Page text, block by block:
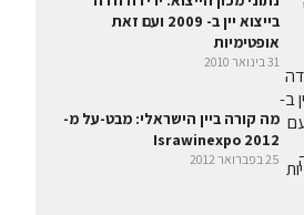
בייצוא יין ב- 2009 ועם זאת
אופטימיות
31 בינואר 2010
מה קורה ביין הישראלי: מבט-על מ-
Israwinexpo 2012
25 בפברואר 2012